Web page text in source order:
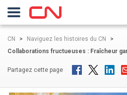
CN > Naviguez les histoires du CN
>
Collaborations fructueuses : Fraîcheur
Partagez cette page